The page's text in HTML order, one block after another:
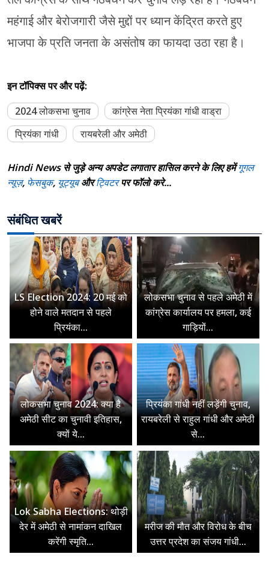
महंगाई और बेरोजगारी जैसे मुद्दों पर ध्यान केंद्रित करते हुए
भाजपा के प्रति जनता के असंतोष का फायदा उठा रहा है।
इन टॉपिक्स पर और पढ़ें:
2024 लोकसभा चुनाव
कांग्रेस नेता प्रियंका गांधी वाड्रा
प्रियंका गांधी
रायबरेली और अमेठी
Hindi News से जुड़े अन्य अपडेट लगातार हासिल करने के लिए हमेंगूगल
न्यूज़, फेसबुक, यूट्यूबऔरट्विटरपर फॉलो करे...
संबंधित खबरें
LS Election 2024: 20 मई को
होने वाले मतदान से पहले
प्रियंका...
लोकसभा चुनाव से पहले अमेठी में
कांग्रेस कार्यालय पर हमला, कई
गाड़ियों...
लोकसभा चुनाव 2024: क्या है
अमेठी सीट का चुनावी इतिहास,
क्यों ये...
प्रियंका गांधी नहीं लड़ेंगी चुनाव,
रायबरेली से राहुल गांधी और अमेठी
से...
Lok Sabha Elections: थोड़ी
देर में अमेठी से नामांकन दाखिल
करेंगी स्मृति...
मरीज की मौत और विरोध के बीच
उत्तर प्रदेश का संजय गांधी...